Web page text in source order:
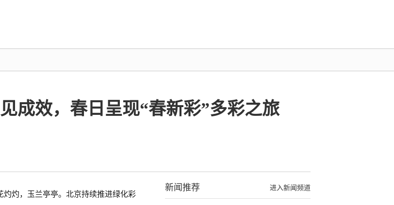
成效，春日呈现“春新彩”多彩之旅
灼，玉兰亭亭。北京持续推进绿化彩
进入新闻频道
新闻推荐